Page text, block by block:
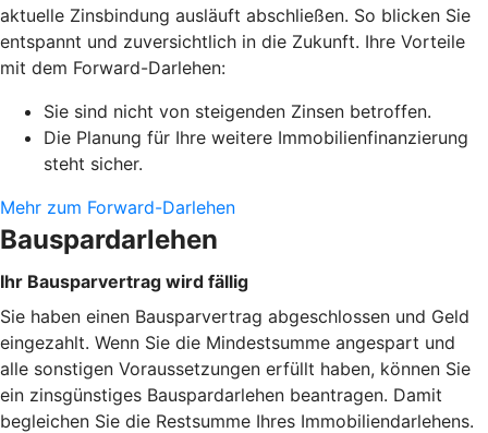
aktuelle Zinsbindung ausläuft abschließen. So blicken Sie
entspannt und zuversichtlich in die Zukunft. Ihre Vorteile
mit dem Forward-Darlehen:
Sie sind nicht von steigenden Zinsen betroffen.
Die Planung für Ihre weitere Immobilienfinanzierung
steht sicher.
Mehr zum Forward-Darlehen
Bauspardarlehen
Ihr Bausparvertrag wird fällig
Sie haben einen Bausparvertrag abgeschlossen und Geld
eingezahlt. Wenn Sie die Mindestsumme angespart und
alle sonstigen Voraussetzungen erfüllt haben, können Sie
ein zinsgünstiges Bauspardarlehen beantragen. Damit
begleichen Sie die Restsumme Ihres Immobiliendarlehens.